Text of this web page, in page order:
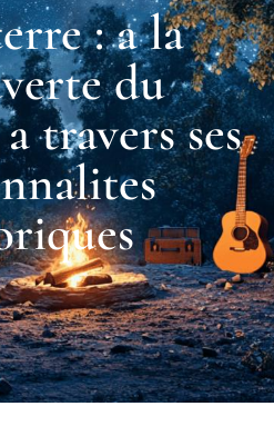
: a la
du
travers ses